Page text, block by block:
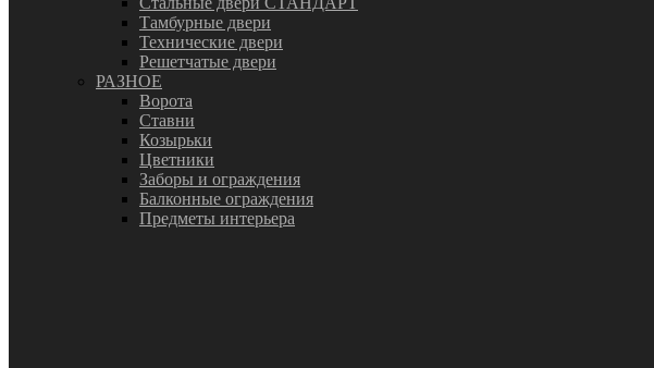
Тамбурные двери
Технические двери
Решетчатые двери
РАЗНОЕ
Ворота
Ставни
Козырьки
Цветники
Заборы и ограждения
Балконные ограждения
Предметы интерьера